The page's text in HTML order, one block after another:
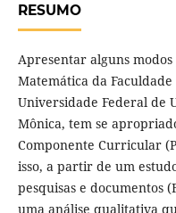
RESUMO
Apresentar alguns
Matemática da
Universidade Federal de
Mônica, tem se
Componente Curricular
isso, a partir de um
pesquisas e documentos
uma análise qualitativa